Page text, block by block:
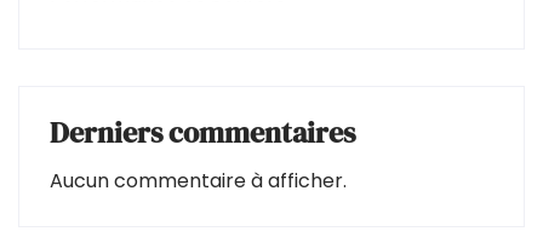
Derniers commentaires
Aucun commentaire à afficher.